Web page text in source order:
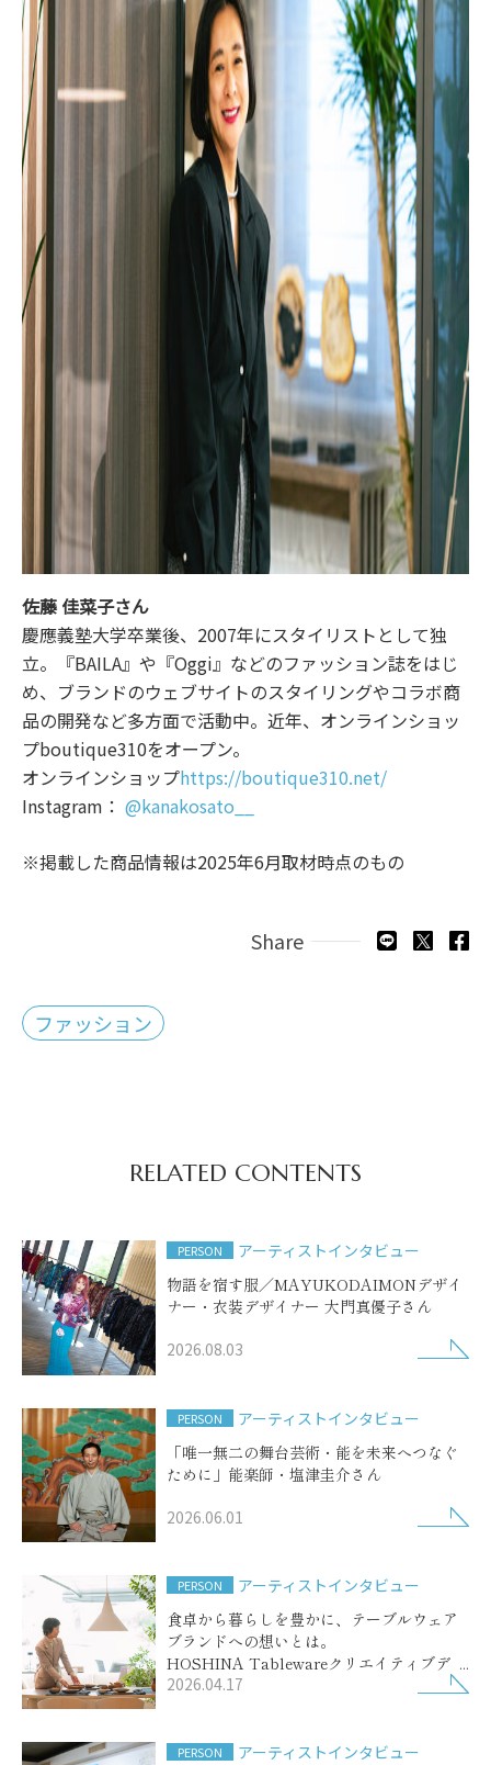
佐藤 佳菜子さん
慶應義塾大学卒業後、2007年にスタイリストとして独
立。『BAILA』や『Oggi』などのファッション誌をはじ
め、ブランドのウェブサイトのスタイリングやコラボ商
品の開発など多方面で活動中。近年、オンラインショッ
プboutique310をオープン。
オンラインショップhttps://boutique310.net/
Instagram： @kanakosato__
※掲載した商品情報は2025年6月取材時点のもの
Share
ファッション
RELATED CONTENTS
PERSON
アーティストインタビュー
物語を宿す服／MAYUKODAIMONデザイ
ナー・衣装デザイナー 大門真優子さん
2026.08.03
PERSON
アーティストインタビュー
「唯一無二の舞台芸術・能を未来へつなぐ
ために」能楽師・塩津圭介さん
2026.06.01
PERSON
アーティストインタビュー
食卓から暮らしを豊かに、テーブルウェア
ブランドへの想いとは。
HOSHINA Tablewareクリエイティブディ
レクター保科和賀子さん
2026.04.17
PERSON
アーティストインタビュー